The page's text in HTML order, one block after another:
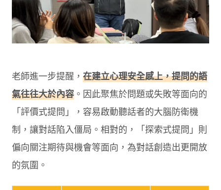
老師進一步提醒， 在建立心理安全感上，提問的語
氣往往大於內容 。因此聚焦於問題或失敗等面向的
「評價式提問」，容易啟動聽話者的大腦防衛機
制，讓對話陷入僵局。相對的，「探索式提問」則
偏向關注期待與機會等面向，為對話創造出更開放
的氛圍。